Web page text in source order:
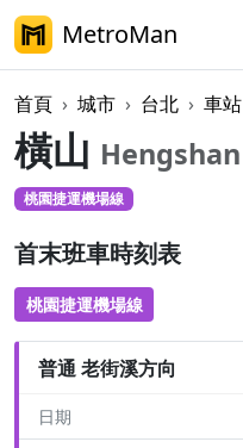
MetroMan
首頁 城市 台北 車站
橫山 Hengshan
桃園捷運機場線
首末班車時刻表
桃園捷運機場線
普通 老街溪方向
日期